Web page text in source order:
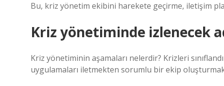
Bu, kriz yönetim ekibini harekete geçirme, iletişim
Kriz yönetiminde izlenecek
Kriz yönetiminin aşamaları nelerdir? Krizleri
uygulamaları iletmekten sorumlu bir ekip